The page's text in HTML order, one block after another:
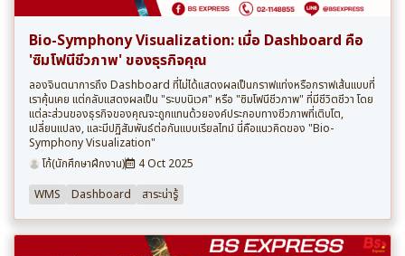
Bio-Symphony Visualization: เมื่อ Dashboard คือ
'ซิมโฟนีชีวภาพ' ของธุรกิจคุณ
ลองจินตนาการถึง Dashboard ที่ไม่ได้แสดงผลเป็นกราฟแท่งหรือกราฟเส้นแบบที่
เราคุ้นเคย แต่กลับแสดงผลเป็น "ระบบนิเวศ" หรือ "ซิมโฟนีชีวภาพ" ที่มีชีวิตชีวา โดย
แต่ละส่วนของธุรกิจของคุณจะถูกแทนด้วยองค์ประกอบทางชีวภาพที่เติบโต,
เปลี่ยนแปลง, และมีปฏิสัมพันธ์ต่อกันแบบเรียลไทม์ นี่คือแนวคิดของ "Bio-
Symphony Visualization"
โก้(นักศึกษาฝึกงาน)
4 Oct 2025
WMS
Dashboard สาระน่ารู้